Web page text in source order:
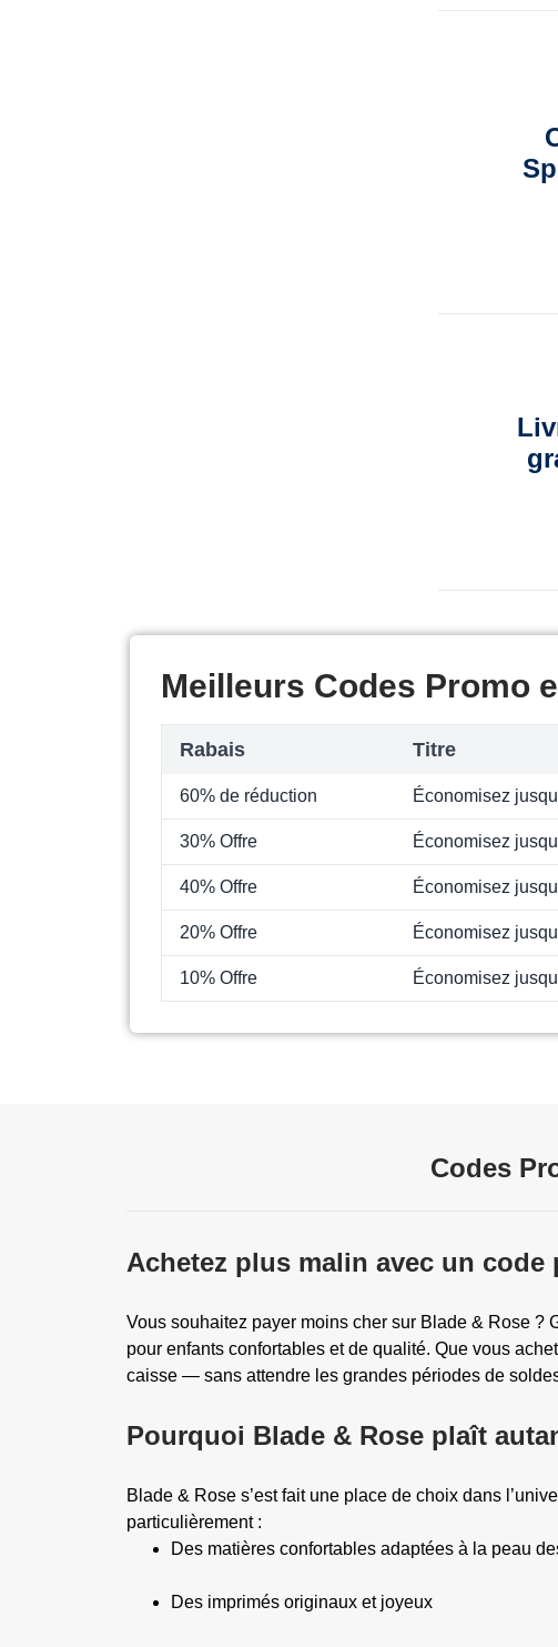
Meilleurs Codes Promo
Rabais Titre
60% de réduction Économisez
30% Offre Économisez
40% Offre Économisez
20% Offre Économisez
10% Offre Économisez
Codes
Achetez plus malin avec un
Vous souhaitez payer moins cher sur Blade & Rose ?
pour enfants confortables et de qualité. Que vous
caisse — sans attendre les grandes périodes de
Pourquoi Blade & Rose plaît
Blade & Rose s’est fait une place de choix dans
particulièrement :
Des matières confortables adaptées à la peau
Des imprimés originaux et joyeux